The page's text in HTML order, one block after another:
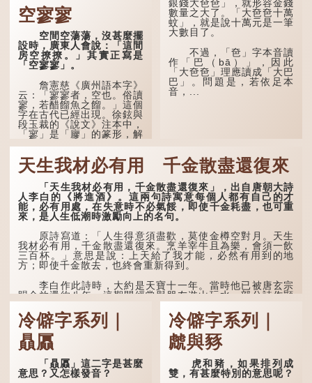
原句，有說法是「不見棺材
不下淚」或「不見親棺不下
淚」，出自明朝蘭陵笑笑生
所著的《金瓶梅詞話》第九
十八回。原意是指人未親眼
見到親人棺木，便不會真正
感到悲傷；後來引申為比喻
敗，便不肯罷休。
許多人對這上半句耳熟
能詳，但它其實還有下半句
——「不到黃河心不死」...
空寥寥
空間空蕩蕩，沒甚麼擺
設時，廣東人會說：「這間
房空撩撩。」其實正寫是
「空寥寥」。
詹憲慈《廣州語本字》
云：「寥寥者，空也。俗讀
寥，若醋餾魚之餾。」這個
字在古代已經出現。徐鉉與
段玉裁的《說文》注本中，
「寥」是「廫」的篆形，解
事，以「寥寥安期，虛質高
清」形容空虛無所事事。
銀錢大夿夿」，就形容金錢
數量之大了。「大夿夿十萬
蚊」，就是說十萬元是一筆
大數目了。
不過，「夿」字本音讀
作「巴（bā）」，因此
「大夿夿」理應讀成「大巴
巴」。問題是，若依足本
音，...
天生我材必有用 千金散盡還復來
「天生我材必有用，千金散盡還復來」，出自唐朝大詩
人李白的《將進酒》。這兩句詩寓意每個人都有自己的才
能，必有用處，在失意時不必氣餒，即使千金耗盡，也可重
來，是人生低潮時激勵向上的名句。
原詩寫道：「人生得意須盡歡，莫使金樽空對月。天生
我材必有用，千金散盡還復來。烹羊宰牛且為樂，會須一飲
三百杯。」意思是說：上天給了我才能，必然有用到的地
方；即使千金散去，也終會重新得到。
李白作此詩時，大約是天寶十一年。當時他已被唐玄宗
賜金放還約八年，這期間經常與朋友遊山玩水，部分詩作顯
露出懷才...
冷僻字系列｜
贔屭
「贔屭」這二字是甚麼
意思？又怎樣發音？
冷僻字系列｜
虤與豩
虎和豬，如果排列成
雙，有甚麼特別的意思呢？